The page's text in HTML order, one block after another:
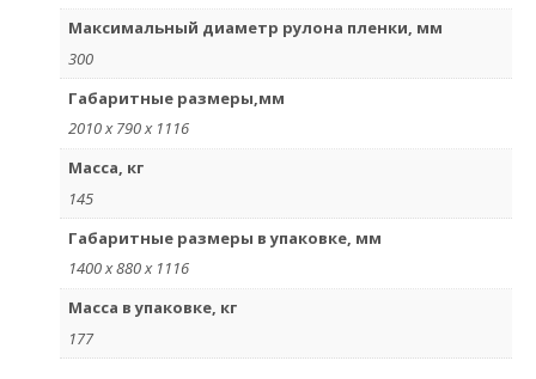
Максимальный диаметр рулона пленки, мм
300
Габаритные размеры,мм
2010 x 790 х 1116
Масса, кг
145
Габаритные размеры в упаковке, мм
1400 х 880 х 1116
Масса в упаковке, кг
177